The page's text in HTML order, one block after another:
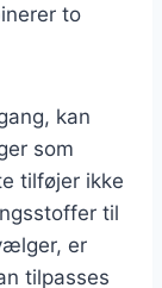
to
kan
som
tilføjer ikke
til
er
tilpasses